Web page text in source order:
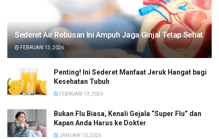
Sederet Air Rebusan Ini Ampuh Jaga Ginjal Tetap Sehat
FEBRUARI 13, 2026
Penting! Ini Sederet Manfaat Jeruk Hangat bagi
Kesehatan Tubuh
FEBRUARI 13, 2026
Bukan Flu Biasa, Kenali Gejala “Super Flu” dan
Kapan Anda Harus ke Dokter
JANUARI 10, 2026